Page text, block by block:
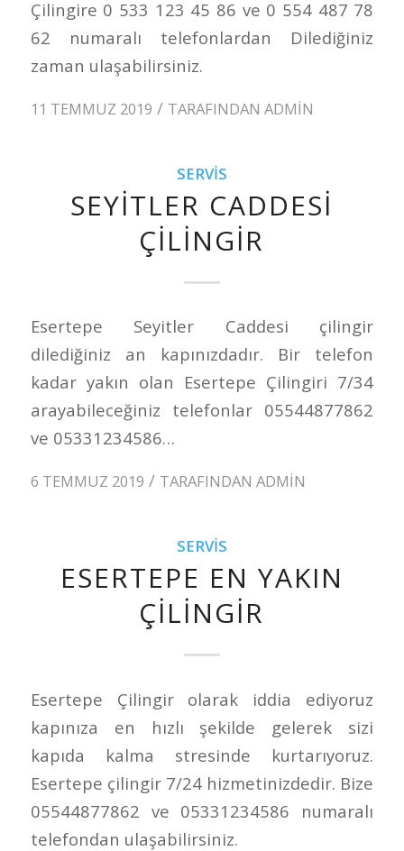
Çilingire 0 533 123 45 86 ve 0 554 487 78
62 numaralı telefonlardan Dilediğiniz
zaman ulaşabilirsiniz.
11 TEMMUZ 2019 / TARAFINDAN ADMIN
SERVIS
SEYITLER CADDESI
ÇILINGIR
Esertepe Seyitler Caddesi çilingir
dilediğiniz an kapınızdadır. Bir telefon
kadar yakın olan Esertepe Çilingiri 7/34
arayabileceğiniz telefonlar 05544877862
ve 05331234586…
6 TEMMUZ 2019 / TARAFINDAN ADMIN
SERVIS
ESERTEPE EN YAKIN
ÇILINGIR
Esertepe Çilingir olarak iddia ediyoruz
kapınıza en hızlı şekilde gelerek sizi
kapıda kalma stresinde kurtarıyoruz.
Esertepe çilingir 7/24 hizmetinizdedir. Bize
05544877862 ve 05331234586 numaralı
telefondan ulaşabilirsiniz.